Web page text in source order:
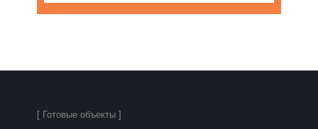
[ Готовые объекты ]